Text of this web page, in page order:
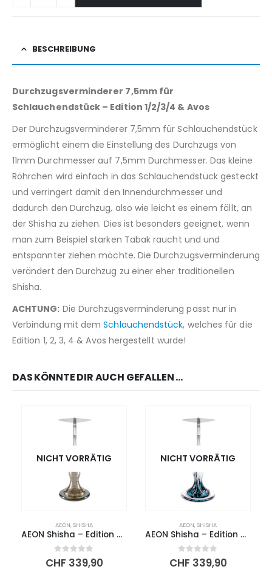
BESCHREIBUNG
Durchzugsverminderer 7,5mm für
Schlauchendstück – Edition 1/2/3/4 & Avos
Der Durchzugsverminderer 7,5mm für Schlauchendstück
ermöglicht einem die Einstellung des Durchzugs von
11mm Durchmesser auf 7,5mm Durchmesser. Das kleine
Röhrchen wird einfach in das Schlauchendstück gesteckt
und verringert damit den Innendurchmesser und
dadurch den Durchzug, also wie leicht es einem fällt, an
der Shisha zu ziehen. Dies ist besonders geeignet, wenn
man zum Beispiel starken Tabak raucht und und
entspannter ziehen möchte. Die Durchzugsverminderung
verändert den Durchzug zu einer eher traditionellen
Shisha.
ACHTUNG: Die Durchzugsverminderung passt nur in
Verbindung mit demSchlauchendstück, welches für die
Edition 1, 2, 3, 4 & Avos hergestellt wurde!
DAS KÖNNTE DIR AUCH GEFALLEN …
NICHT VORRÄTIG
AEON,SHISHA
AEON Shisha – Edition 4 – Lounge Eclipse
0out of 5
CHF 339,90
NICHT VORRÄTIG
AEON,SHISHA
AEON Shisha – Edition 4 – Lounge Blizzard
0out of 5
CHF 339,90